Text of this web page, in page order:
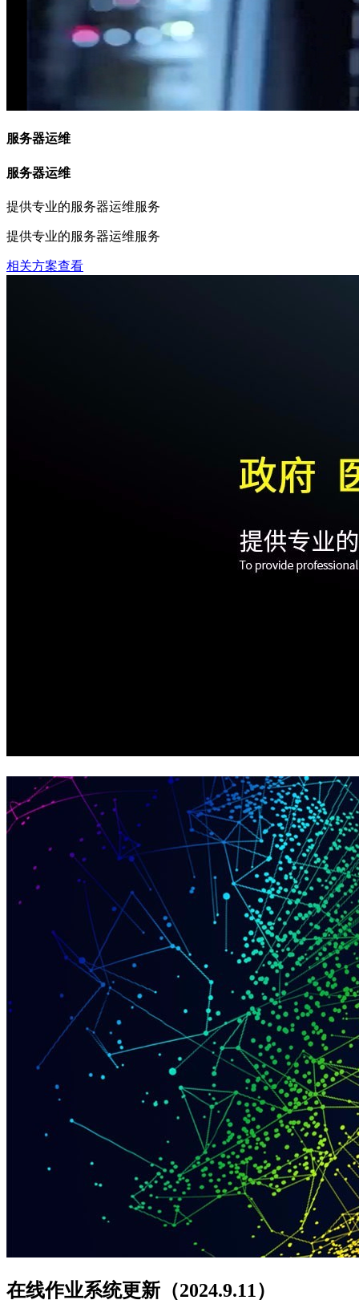
服务器运维
服务器运维
提供专业的服务器运维服务
提供专业的服务器运维服务
相关方案查看
在线作业系统更新（2024.9.11）